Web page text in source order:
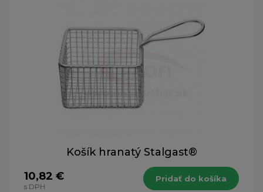
Košík hranatý Stalgast®
10,82 €
s DPH
Pridať do košíka